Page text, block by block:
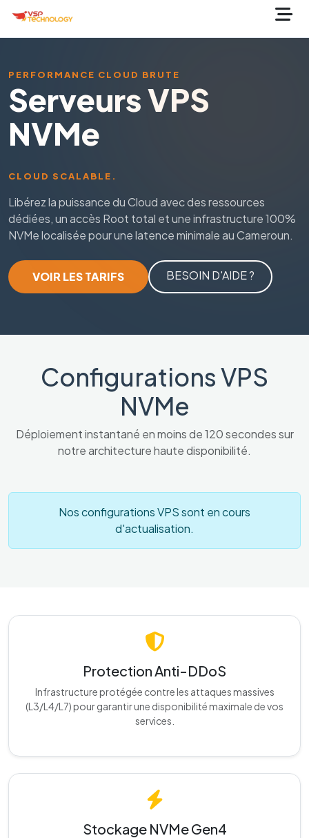
PERFORMANCE CLOUD BRUTE
Serveurs VPS
NVMe
CLOUD SCALABLE.
Libérez la puissance du Cloud avec des ressources
dédiées, un accès Root total et une infrastructure 100%
NVMe localisée pour une latence minimale au Cameroun.
VOIR LES TARIFS BESOIN D'AIDE ?
Configurations VPS
NVMe
Déploiement instantané en moins de 120 secondes sur
notre architecture haute disponibilité.
Nos configurations VPS sont en cours
d'actualisation.
Protection Anti-DDoS
Infrastructure protégée contre les attaques massives
(L3/L4/L7) pour garantir une disponibilité maximale de vos
services.
Stockage NVMe Gen4